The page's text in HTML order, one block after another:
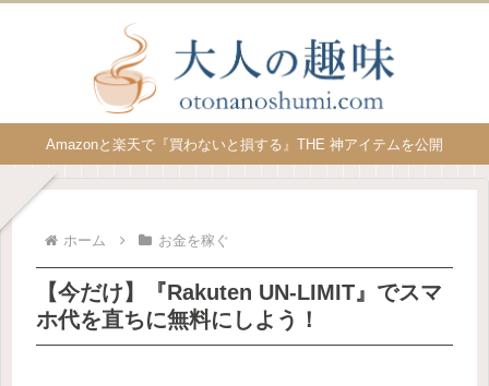
Amazonと楽天で『買わないと損する』THE 神アイテムを公開
ホーム お金を稼ぐ
【今だけ】『Rakuten UN-LIMIT』でスマ
ホ代を直ちに無料にしよう！